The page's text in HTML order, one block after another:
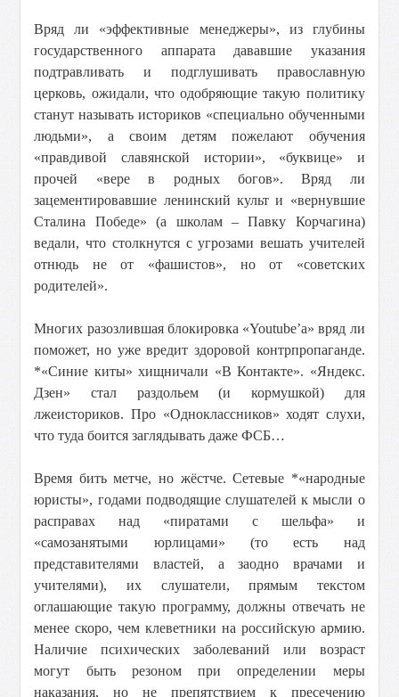
Вряд ли «эффективные менеджеры», из глубины
государственного аппарата дававшие указания
подтравливать и подглушивать православную
церковь, ожидали, что одобряющие такую политику
станут называть историков «специально обученными
людьми», а своим детям пожелают обучения
«правдивой славянской истории», «буквице» и
прочей «вере в родных богов». Вряд ли
зацементировавшие ленинский культ и «вернувшие
Сталина Победе» (а школам – Павку Корчагина)
ведали, что столкнутся с угрозами вешать учителей
отнюдь не от «фашистов», но от «советских
родителей».
Многих разозлившая блокировка «Youtube’a» вряд ли
поможет, но уже вредит здоровой контрпропаганде.
*«Синие киты» хищничали «В Контакте». «Яндекс.
Дзен» стал раздольем (и кормушкой) для
лжеисториков. Про «Одноклассников» ходят слухи,
что туда боится заглядывать даже ФСБ…
Время бить метче, но жёстче. Сетевые *«народные
юристы», годами подводящие слушателей к мысли о
расправах над «пиратами с шельфа» и
«самозанятыми юрлицами» (то есть над
представителями властей, а заодно врачами и
учителями), их слушатели, прямым текстом
оглашающие такую программу, должны отвечать не
менее скоро, чем клеветники на российскую армию.
Наличие психических заболеваний или возраст
могут быть резоном при определении меры
наказания, но не препятствием к пресечению